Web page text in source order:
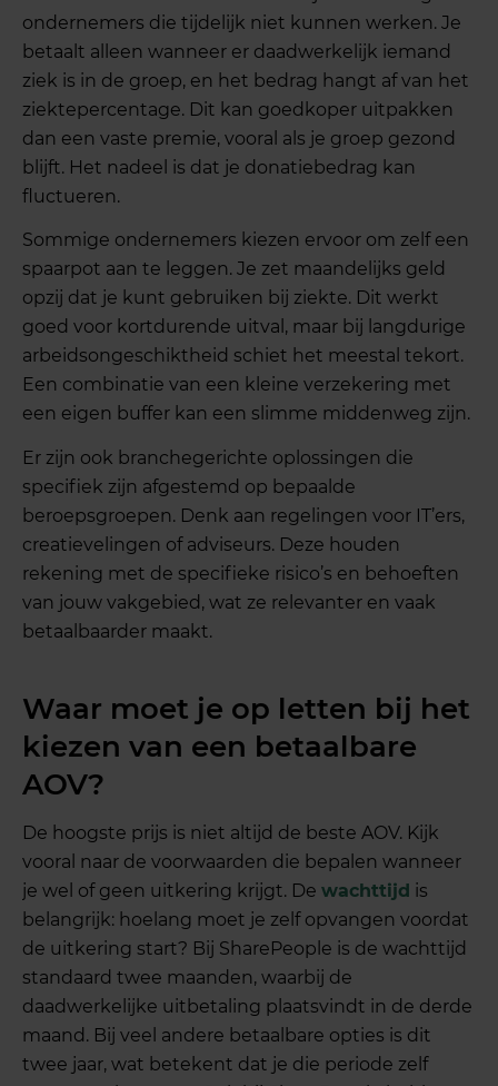
ondernemers die tijdelijk niet kunnen werken. Je
betaalt alleen wanneer er daadwerkelijk iemand
ziek is in de groep, en het bedrag hangt af van het
ziektepercentage. Dit kan goedkoper uitpakken
dan een vaste premie, vooral als je groep gezond
blijft. Het nadeel is dat je donatiebedrag kan
fluctueren.
Sommige ondernemers kiezen ervoor om zelf een
spaarpot aan te leggen. Je zet maandelijks geld
opzij dat je kunt gebruiken bij ziekte. Dit werkt
goed voor kortdurende uitval, maar bij langdurige
arbeidsongeschiktheid schiet het meestal tekort.
Een combinatie van een kleine verzekering met
een eigen buffer kan een slimme middenweg zijn.
Er zijn ook branchegerichte oplossingen die
specifiek zijn afgestemd op bepaalde
beroepsgroepen. Denk aan regelingen voor IT’ers,
creatievelingen of adviseurs. Deze houden
rekening met de specifieke risico’s en behoeften
van jouw vakgebied, wat ze relevanter en vaak
betaalbaarder maakt.
Waar moet je op letten bij het
kiezen van een betaalbare
AOV?
De hoogste prijs is niet altijd de beste AOV. Kijk
vooral naar de voorwaarden die bepalen wanneer
je wel of geen uitkering krijgt. Dewachttijd is
belangrijk: hoelang moet je zelf opvangen voordat
de uitkering start? Bij SharePeople is de wachttijd
standaard twee maanden, waarbij de
daadwerkelijke uitbetaling plaatsvindt in de derde
maand. Bij veel andere betaalbare opties is dit
twee jaar, wat betekent dat je die periode zelf